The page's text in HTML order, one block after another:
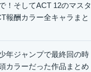
！そしてACT 12のマスタ
報酬カラー全キャラまと
年ジャンプで最終回の時
カラーだった作品まとめ